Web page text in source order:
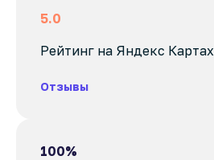
5.0
Рейтинг на Яндекс Картах
Отзывы
100%